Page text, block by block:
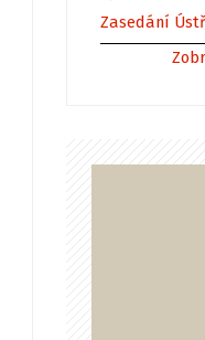
Zasedání